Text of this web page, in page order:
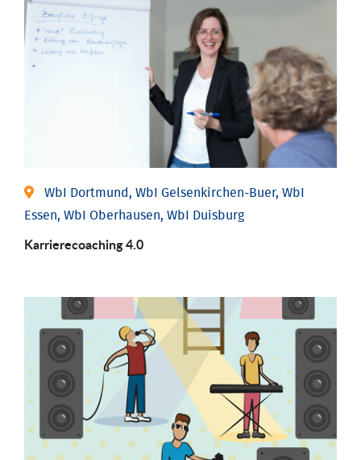
WbI Dortmund, WbI Gelsenkirchen-Buer, WbI
Essen, WbI Oberhausen, WbI Duisburg
Karriere­coaching 4.0